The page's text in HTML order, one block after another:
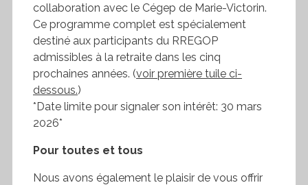
collaboration avec le Cégep de Marie-Victorin.
Ce programme complet est spécialement
destiné aux participants du RREGOP
admissibles à la retraite dans les cinq
prochaines années. (voir première tuile ci-
dessous.)
*Date limite pour signaler son intérêt: 30 mars
2026*
Pour toutes et tous
Nous avons également le plaisir de vous offrir